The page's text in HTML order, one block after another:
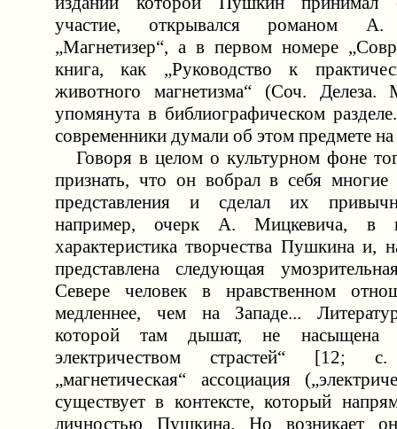
участие, открывался романом А.
„Магнетизер“, а в первом номере
книга, как „Руководство к
животного магнетизма“ (Соч.
упомянута в библиографическом
современники думали об этом предмете
Говоря в целом о культурном фоне
признать, что он вобрал в себя многие
представления и сделал их
например, очерк А. Мицкевича, в
характеристика творчества Пушкина и,
представлена следующая
Севере человек в нравственном
медленнее, чем на Западе...
которой там дышат, не насыщена
электричеством страстей“ [12;
„магнетическая“ ассоциация
существует в контексте, который
личностью Пушкина. Но возникает